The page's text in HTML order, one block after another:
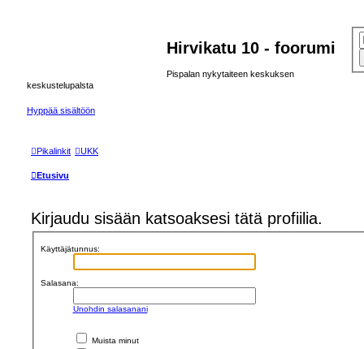
Hirvikatu 10 - foorumi
Pispalan nykytaiteen keskuksen
keskustelupalsta
Hyppää sisältöön
Pikalinkit UKK
Etusivu
Kirjaudu sisään katsoaksesi tätä profiilia.
Käyttäjätunnus:
Salasana:
Unohdin salasanani
Muista minut